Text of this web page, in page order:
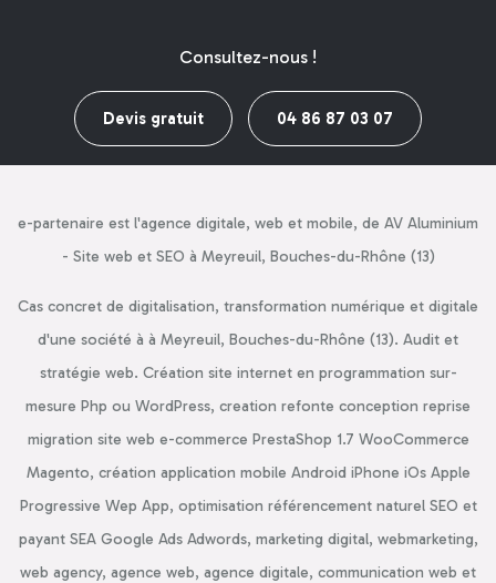
Consultez-nous !
Devis gratuit 04 86 87 03 07
e-partenaire est l'agence digitale, web et mobile, de AV Aluminium
- Site web et SEO à Meyreuil, Bouches-du-Rhône (13)
Cas concret de digitalisation, transformation numérique et digitale
d'une société à à Meyreuil, Bouches-du-Rhône (13). Audit et
stratégie web. Création site internet en programmation sur-
mesure Php ou WordPress, creation refonte conception reprise
migration site web e-commerce PrestaShop 1.7 WooCommerce
Magento, création application mobile Android iPhone iOs Apple
Progressive Wep App, optimisation référencement naturel SEO et
payant SEA Google Ads Adwords, marketing digital, webmarketing,
web agency, agence web, agence digitale, communication web et